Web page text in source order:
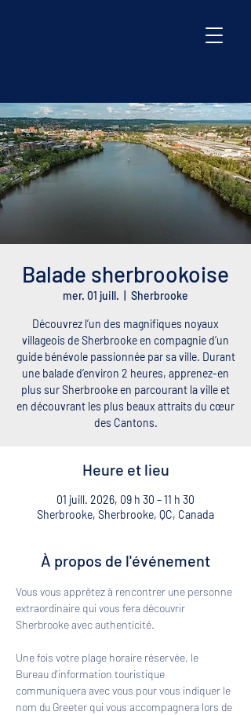
Balade sherbrookoise
mer. 01 juill. Sherbrooke
Découvrez l’un des magnifiques noyaux
villageois de Sherbrooke en compagnie d’un
guide bénévole passionnée par sa ville. Durant
une balade d’environ 2 heures, apprenez-en
plus sur Sherbrooke en parcourant la ville et
en découvrant les plus beaux attraits du cœur
des Cantons.
Heure et lieu
01 juill. 2026, 09 h 30 – 11 h 30
Sherbrooke, Sherbrooke, QC, Canada
À propos de l'événement
Vous vous apprêtez à rencontrer une personne
extraordinaire qui vous fera découvrir
Sherbrooke avec authenticité.
Une fois votre plage horaire réservée, le
Bureau d'information touristique
communiquera avec vous pour vous indiquer le
nom du Greeter qui vous accompagnera lors de